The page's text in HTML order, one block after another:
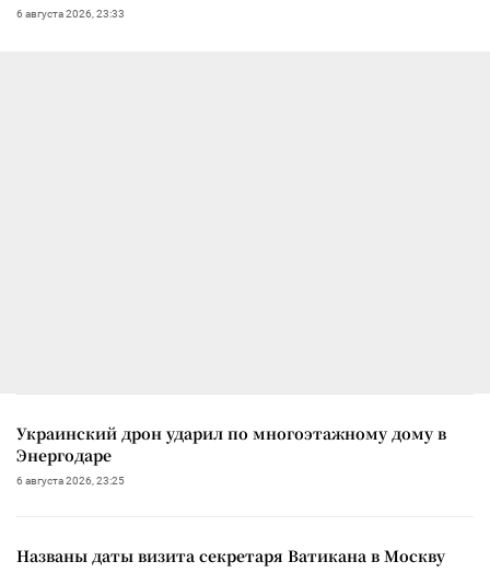
6 августа 2026, 23:33
Украинский дрон ударил по многоэтажному дому в
Энергодаре
6 августа 2026, 23:25
Названы даты визита секретаря Ватикана в Москву